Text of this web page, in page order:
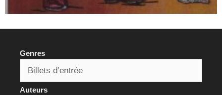
Genres
Auteurs